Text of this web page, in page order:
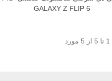
GALAXY Z FLIP 6